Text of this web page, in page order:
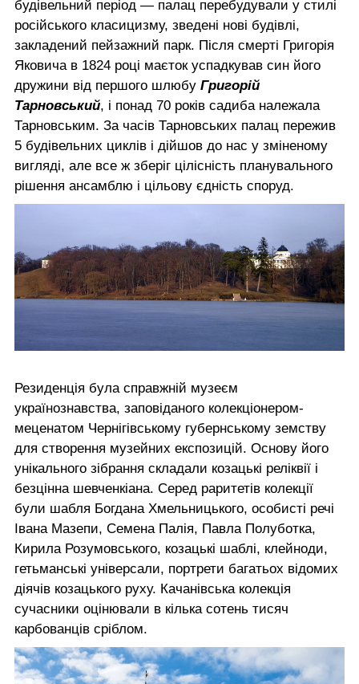
будівельний період — палац перебудували у стилі
російського класицизму, зведені нові будівлі,
закладений пейзажний парк. Після смерті Григорія
Яковича в 1824 році маєток успадкував син його
дружини від першого шлюбу Григорій
Тарновський, і понад 70 років садиба належала
Тарновським. За часів Тарновських палац пережив
5 будівельних циклів і дійшов до нас у зміненому
вигляді, але все ж зберіг цілісність планувального
рішення ансамблю і цільову єдність споруд.
Резиденція була справжній музеєм
українознавства, заповіданого колекціонером-
меценатом Чернігівському губернському земству
для створення музейних експозицій. Основу його
унікального зібрання складали козацькі реліквії і
безцінна шевченкіана. Серед раритетів колекції
були шабля Богдана Хмельницького, особисті речі
Івана Мазепи, Семена Палія, Павла Полуботка,
Кирила Розумовського, козацькі шаблі, клейноди,
гетьманські універсали, портрети багатьох відомих
діячів козацького руху. Качанівська колекція
сучасники оцінювали в кілька сотень тисяч
карбованців сріблом.